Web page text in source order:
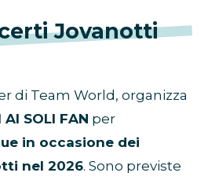
Jovanotti
di Team World, organizza
AI SOLI FAN per
in occasione dei
nel 2026. Sono previste